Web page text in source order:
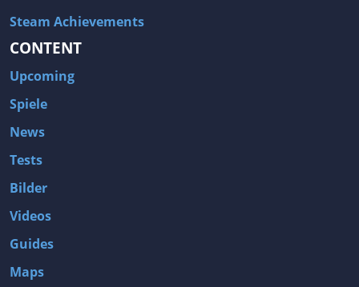
Steam Achievements
CONTENT
Upcoming
Spiele
News
Tests
Bilder
Videos
Guides
Maps